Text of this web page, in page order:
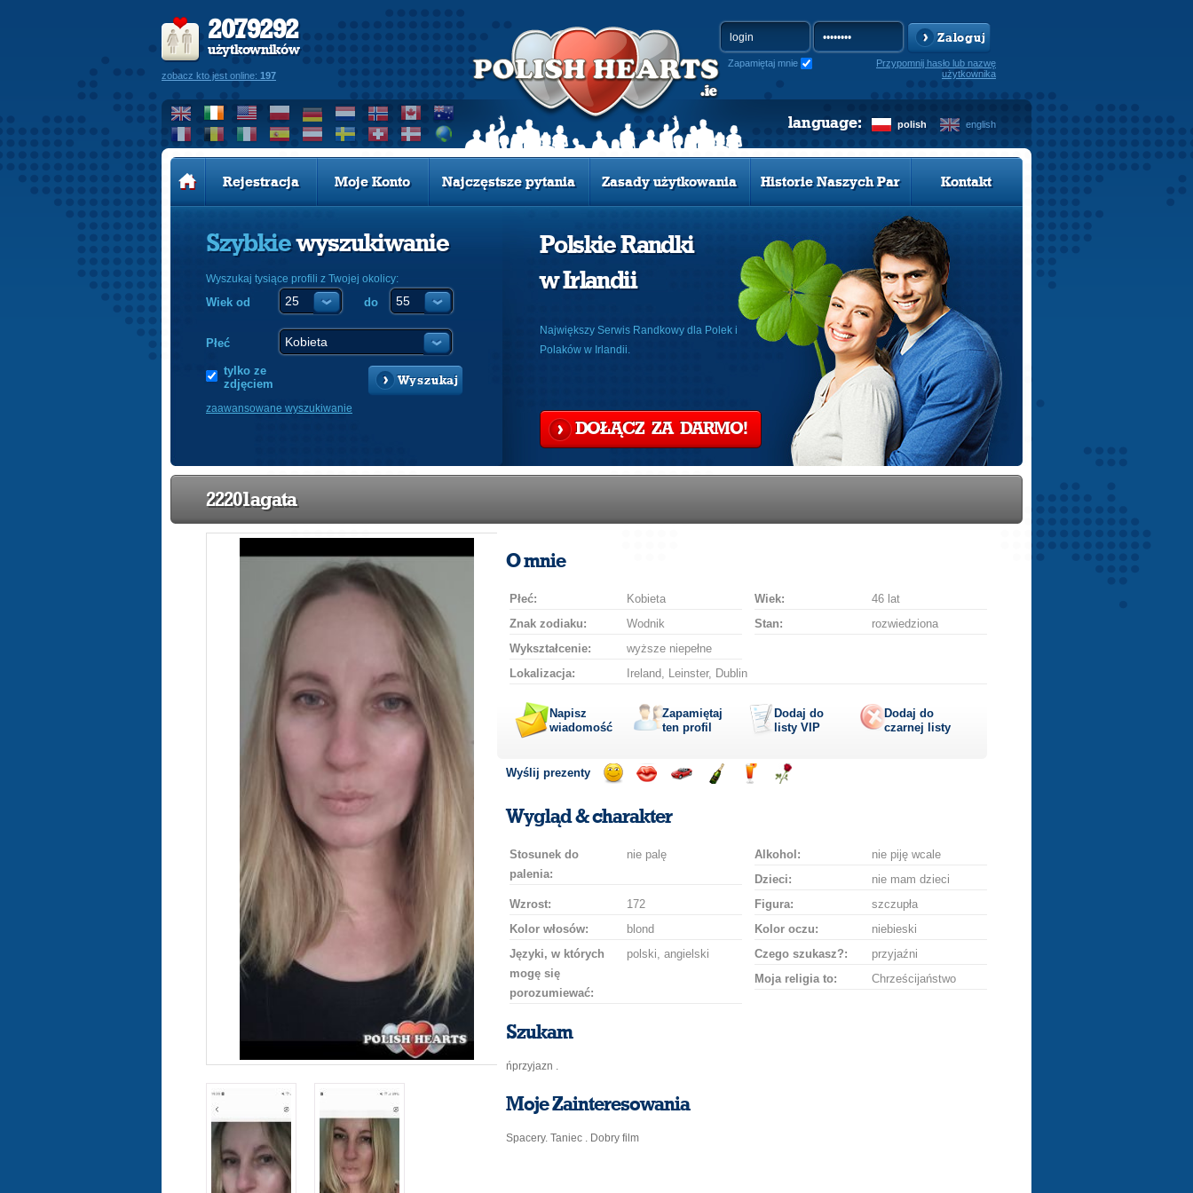
2079292
użytkowników
zobacz kto jest online: 197
Zaloguj
Zapamiętaj mnie
Przypomnij hasło lub nazwę
użytkownika
polish english
language:
Rejestracja Moje Konto Najczęstsze pytania Zasady użytkowania Historie Naszych Par Kontakt
Szybkiewyszukiwanie
Wyszukaj tysiące profili z Twojej okolicy:
Wiek od do
Płeć
tylko ze
zdjęciem
Wyszukaj
zaawansowane wyszukiwanie
Polskie Randki
w Irlandii
Największy Serwis Randkowy dla Polek i
Polaków w Irlandii.
DOŁĄCZ ZA DARMO!
22201agata
O mnie
Płeć: Kobieta Wiek:
46 lat
Znak zodiaku:
Wodnik Stan:
rozwiedziona
Wykształcenie:
wyższe niepełne
Lokalizacja:
Ireland, Leinster, Dublin
Napisz
wiadomość
Zapamiętaj
ten profil
Dodaj do
listy VIP
Dodaj do
czarnej listy
Wyślij prezenty
uśmiechbuziaka
Wygląd & charakter
Stosunek do
palenia:
nie palę Alkohol:
nie piję wcale
Dzieci:
nie mam dzieci
Wzrost:
172 Figura:
szczupła
Kolor włosów:
blond Kolor oczu:
niebieski
Języki, w których
mogę się
porozumiewać:
polski, angielski Czego szukasz?:
przyjaźni
Moja religia to:
Chrześcijaństwo
Szukam
ńprzyjazn .
Moje Zainteresowania
Spacery. Taniec . Dobry film